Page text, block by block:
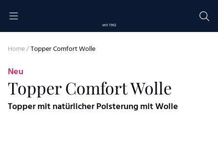
seit 1962
Home/Topper Comfort Wolle
Neu
Topper Comfort Wolle
Topper mit natürlicher Polsterung mit Wolle